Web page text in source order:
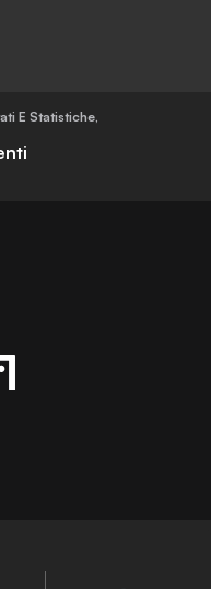
E Statistiche,